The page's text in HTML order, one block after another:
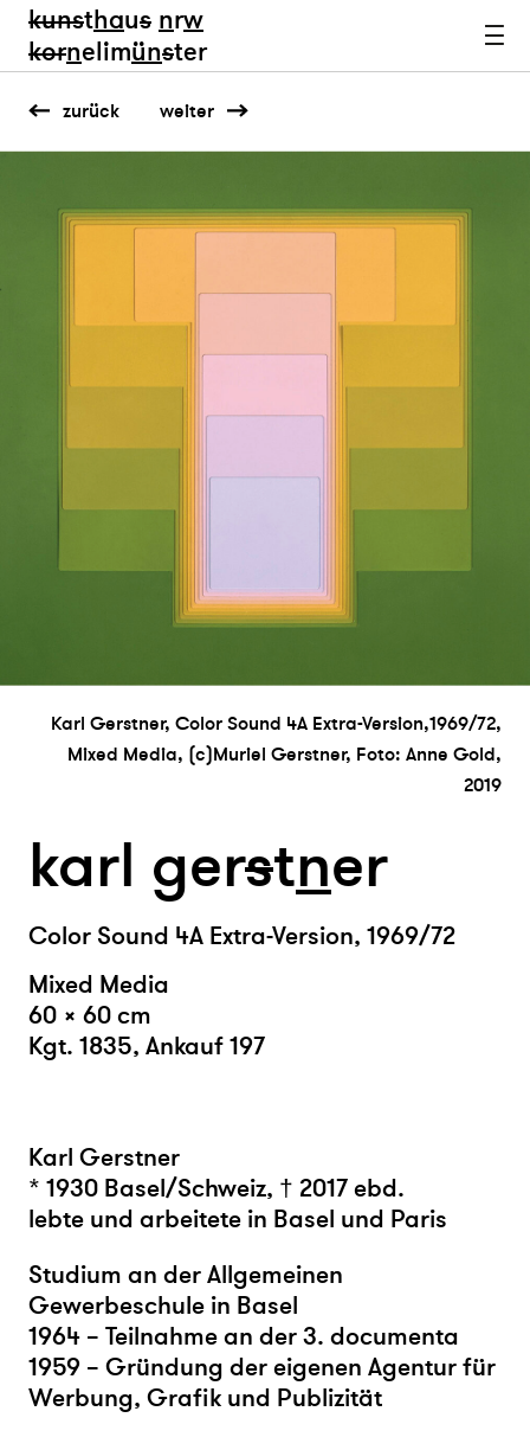
kunsthaus nrw
kornelimünster
zurück weiter
Karl Gerstner, Color Sound 4A Extra-Version,1969/72,
Mixed Media, (c)Muriel Gerstner, Foto: Anne Gold,
2019
karl gerstner
Color Sound 4A Extra-Version, 1969/72
Mixed Media
60 × 60 cm
Kgt. 1835, Ankauf 197
Karl Gerstner
* 1930 Basel/Schweiz, † 2017 ebd.
lebte und arbeitete in Basel und Paris
Studium an der Allgemeinen
Gewerbeschule in Basel
1964 – Teilnahme an der 3. documenta
1959 – Gründung der eigenen Agentur für
Werbung, Grafik und Publizität